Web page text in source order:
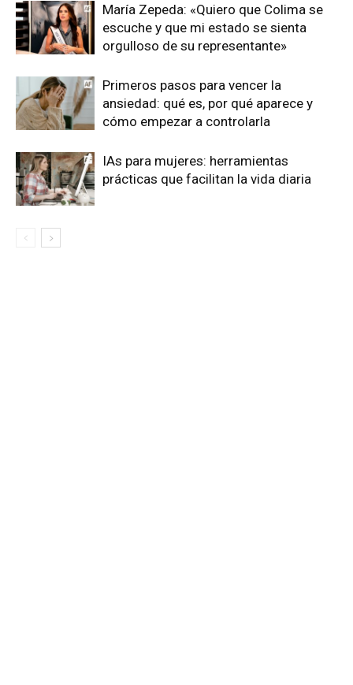
María Zepeda: «Quiero que Colima se
escuche y que mi estado se sienta
orgulloso de su representante»
Primeros pasos para vencer la
ansiedad: qué es, por qué aparece y
cómo empezar a controlarla
IAs para mujeres: herramientas
prácticas que facilitan la vida diaria